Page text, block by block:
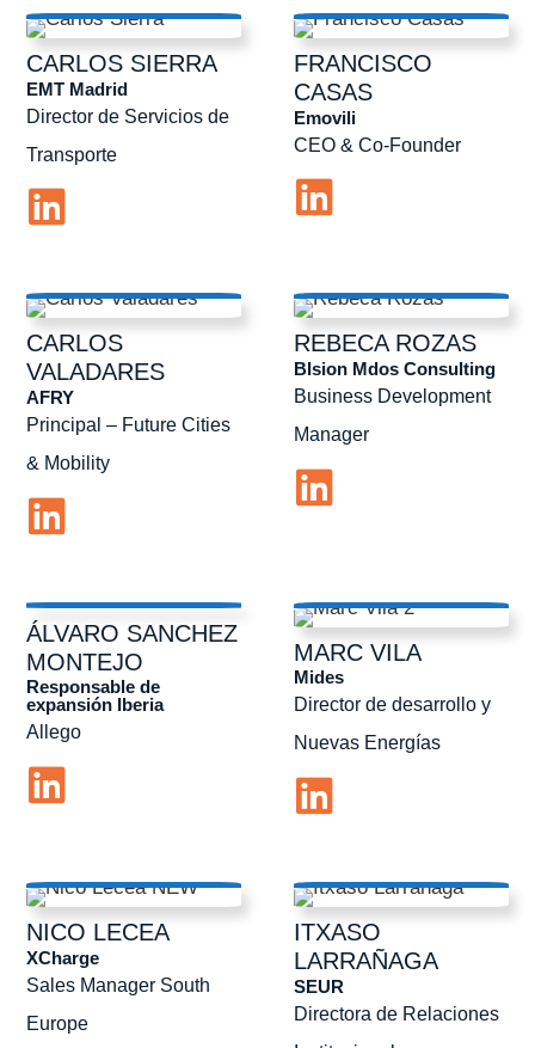
CARLOS SIERRA
Director de Servicios de
Transporte
EMT Madrid
FRANCISCO
CASAS
CEO & Co-Founder
Emovili
CARLOS
VALADARES
Principal – Future Cities
& Mobility
AFRY
REBECAROZAS
Business Development
Manager
BIsion Mdos Consulting
ÁLVARO SANCHEZ
MONTEJO
Allego
Responsable de
expansión Iberia
MARC VILA
Director de desarrollo y
Nuevas Energías
Mides
NICO LECEA
Sales Manager South
Europe
XCharge
ITXASO
LARRAÑAGA
Directora de Relaciones
SEUR